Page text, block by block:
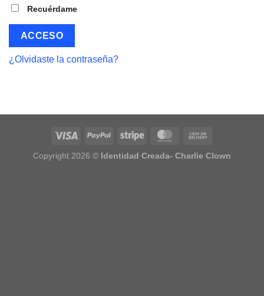
Recuérdame
ACCESO
¿Olvidaste la contraseña?
Copyright 2026 © Identidad Creada- Charlie Clown